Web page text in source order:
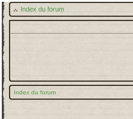
Index du forum
Index du forum